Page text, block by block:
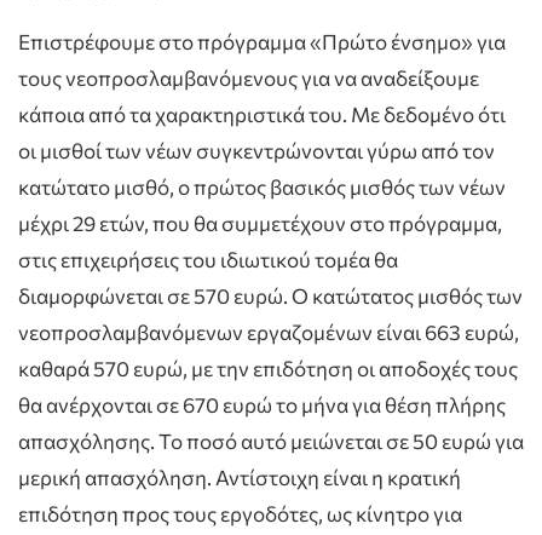
Επιστρέφουμε στο πρόγραμμα «Πρώτο ένσημο» για
τους νεοπροσλαμβανόμενους για να αναδείξουμε
κάποια από τα χαρακτηριστικά του. Με δεδομένο ότι
οι μισθοί των νέων συγκεντρώνονται γύρω από τον
κατώτατο μισθό, ο πρώτος βασικός μισθός των νέων
μέχρι 29 ετών, που θα συμμετέχουν στο πρόγραμμα,
στις επιχειρήσεις του ιδιωτικού τομέα θα
διαμορφώνεται σε 570 ευρώ. Ο κατώτατος μισθός των
νεοπροσλαμβανόμενων εργαζομένων είναι 663 ευρώ,
καθαρά 570 ευρώ, με την επιδότηση οι αποδοχές τους
θα ανέρχονται σε 670 ευρώ το μήνα για θέση πλήρης
απασχόλησης. Το ποσό αυτό μειώνεται σε 50 ευρώ για
μερική απασχόληση. Αντίστοιχη είναι η κρατική
επιδότηση προς τους εργοδότες, ως κίνητρο για